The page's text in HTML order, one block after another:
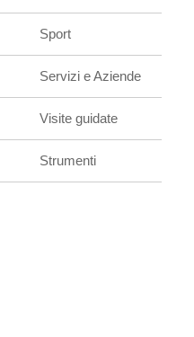
Sport
Servizi e Aziende
Visite guidate
Strumenti